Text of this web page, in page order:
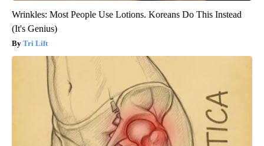
Wrinkles: Most People Use Lotions. Koreans Do This Instead
(It's Genius)
Tri Lift